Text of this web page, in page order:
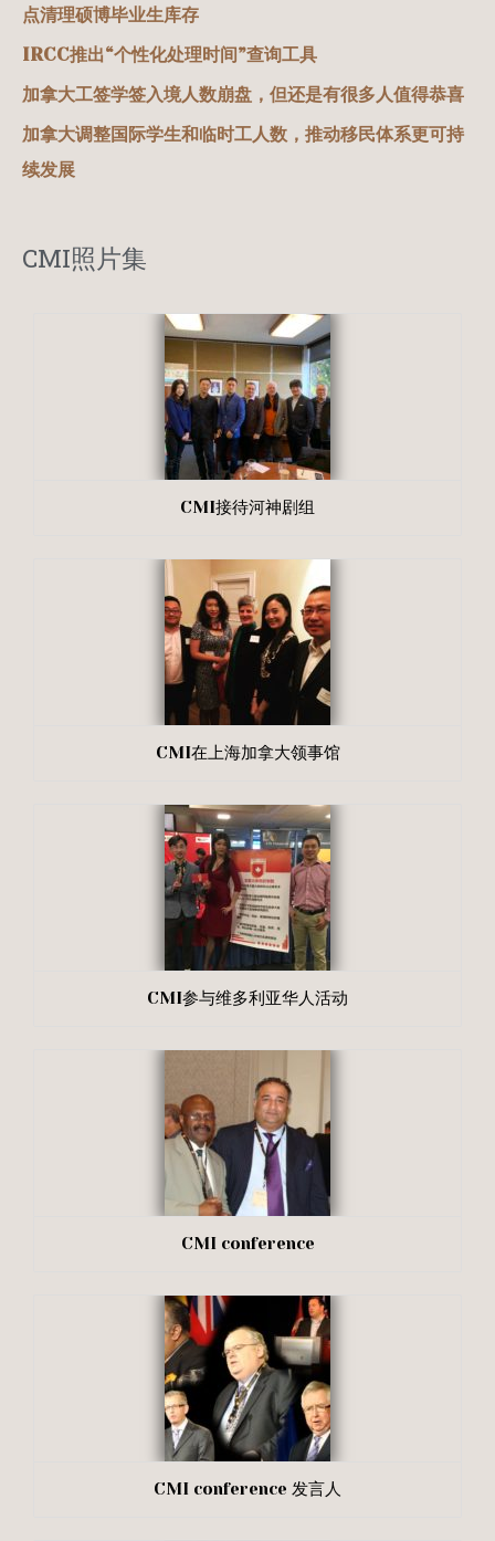
点清理硕博毕业生库存
IRCC推出“个性化处理时间”查询工具
加拿大工签学签入境人数崩盘，但还是有很多人值得恭喜
加拿大调整国际学生和临时工人数，推动移民体系更可持
续发展
CMI照片集
CMI接待河神剧组
CMI在上海加拿大领事馆
CMI参与维多利亚华人活动
CMI conference
CMI conference 发言人